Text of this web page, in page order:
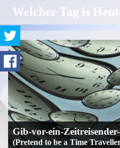
Welcher Tag is
Gib-vor-ein-
(Pretend to be a Time